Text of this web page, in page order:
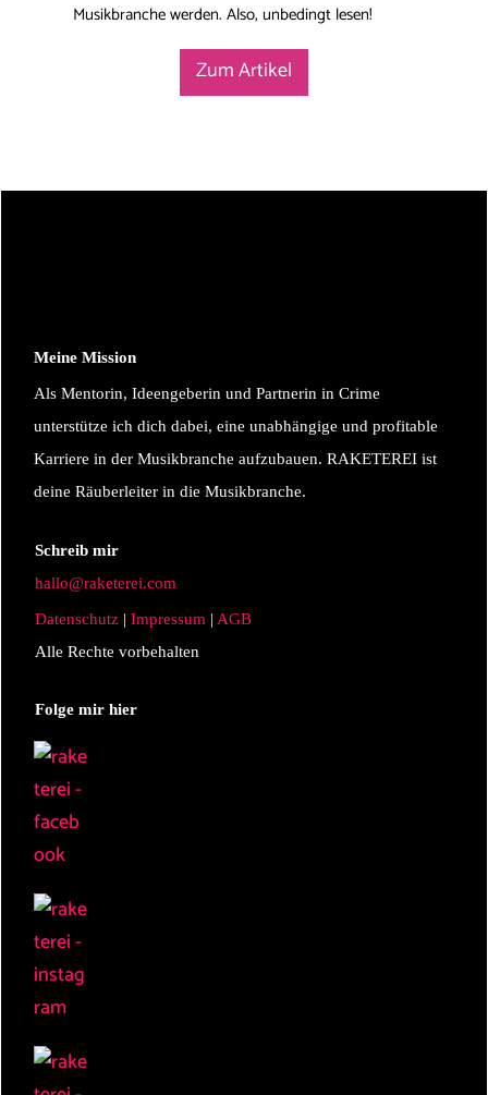
Musikbranche werden. Also, unbedingt lesen!
​Zum Artikel
Meine Mission
Als Mentorin, Ideengeberin und Partnerin in Crime
unterstütze ich dich dabei, eine unabhängige und profitable
Karriere in der Musikbranche aufzubauen. RAKETEREI ist
deine Räuberleiter in die Musikbranche.
Schreib mir
hallo@raketerei.com
Datenschutz | Impressum | AGB
Alle Rechte vorbehalten
Folge mir hier